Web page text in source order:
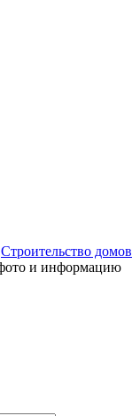
Строительство домов
и информацию